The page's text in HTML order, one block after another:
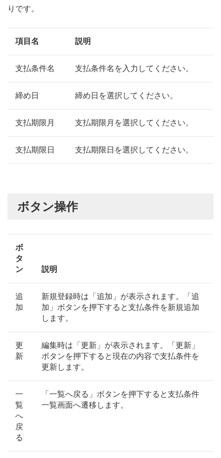
りです。
項目名 説明
支払条件名 支払条件名を入力してください。
締め日 締め日を選択してください。
支払期限月 支払期限月を選択してください。
支払期限日 支払期限日を選択してください。
ボタン操作
ボ
タ
ン
説明
追
加
新規登録時は「追加」が表示されます。「追
加」ボタンを押下すると支払条件を新規追加
します。
更
新
編集時は「更新」が表示されます。「更新」
ボタンを押下すると現在の内容で支払条件を
更新します。
一
覧
へ
戻
る
「一覧へ戻る」ボタンを押下すると支払条件
一覧画面へ遷移します。